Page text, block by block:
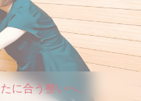
に合う整いへ。